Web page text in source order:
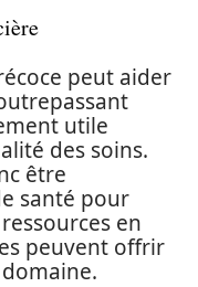
peut aider
utile
des soins.
être
santé pour
en
peuvent offrir